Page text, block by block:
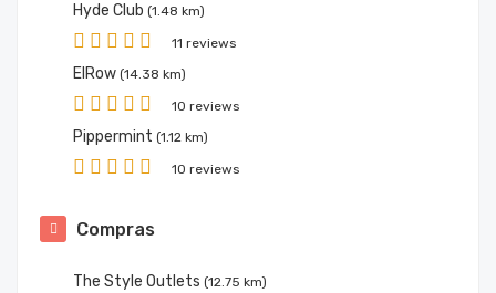
Hyde Club (1.48 km)
11 reviews
ElRow (14.38 km)
10 reviews
Pippermint (1.12 km)
10 reviews
Compras
The Style Outlets (12.75 km)